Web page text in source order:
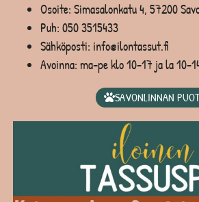
Osoite: Simasalonkatu 4, 57200
Puh: 050 3515433
Sähköposti: info@ilontassut.fi
Avoinna: ma-pe klo 10-17 ja la 10-
SAVONLINNAN